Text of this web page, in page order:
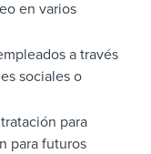
en varios
a través
sociales o
para
para futuros